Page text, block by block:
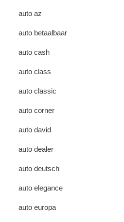
auto az
auto betaalbaar
auto cash
auto class
auto classic
auto corner
auto david
auto dealer
auto deutsch
auto elegance
auto europa